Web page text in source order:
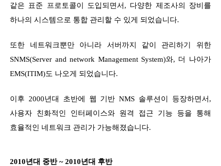
같은 표준 프로토콜이 도입되면서, 다양한 제조사의 장비를
하나의 시스템으로 통합 관리할 수 있게 되었습니다.
또한 네트워크뿐만 아니라 서버까지 같이 관리하기 위한
SNMS(Server and network Management System)와, 더 나아가
EMS(ITIM)도 나오게 되었습니다.
이후 2000년대 초반에 웹 기반 NMS 솔루션이 등장하면서,
사용자 친화적인 인터페이스와 원격 접근 기능 등을 통해
효율적인 네트워크 관리가 가능해졌습니다.
2010년대 중반 ~ 2010년대 후반